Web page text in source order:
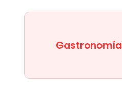
Gastronomía